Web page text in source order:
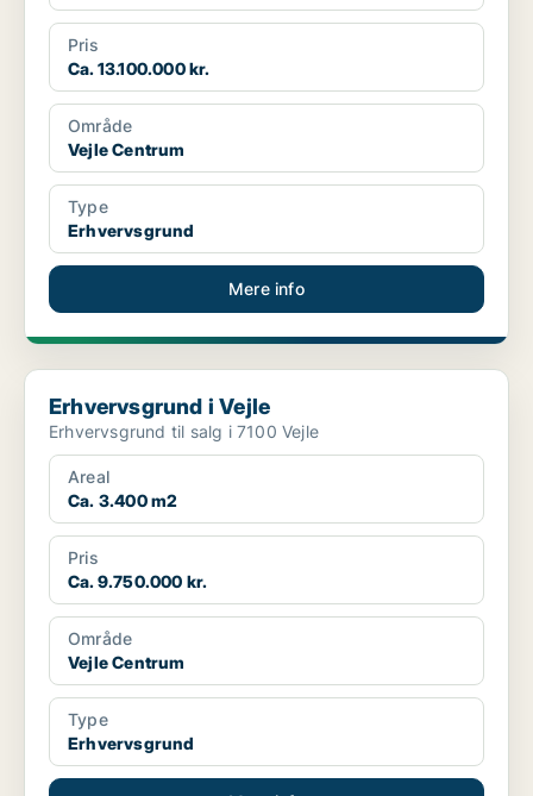
Pris
Ca. 13.100.000 kr.
Område
Vejle Centrum
Type
Erhvervsgrund
Mere info
Erhvervsgrund i Vejle
Erhvervsgrund i Vejle
Erhvervsgrund til salg i 7100 Vejle
Areal
Ca. 3.400 m2
Pris
Ca. 9.750.000 kr.
Område
Vejle Centrum
Type
Erhvervsgrund